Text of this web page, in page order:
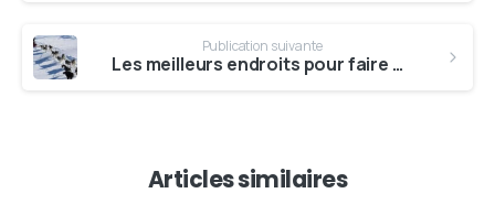
lecture
Publication suivante
Les meilleurs endroits pour faire du chien de traîneau en Auvergne
Articles similaires